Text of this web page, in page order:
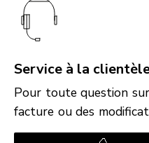
Service à la
Pour toute question
facture ou des